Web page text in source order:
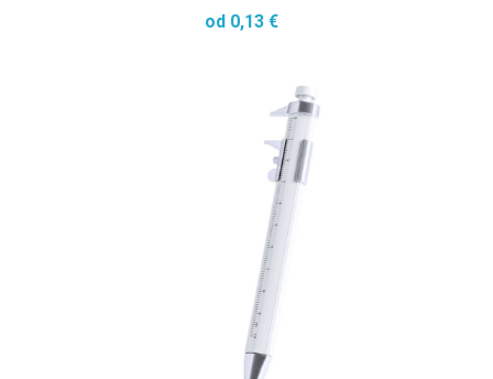
od 0,13 €